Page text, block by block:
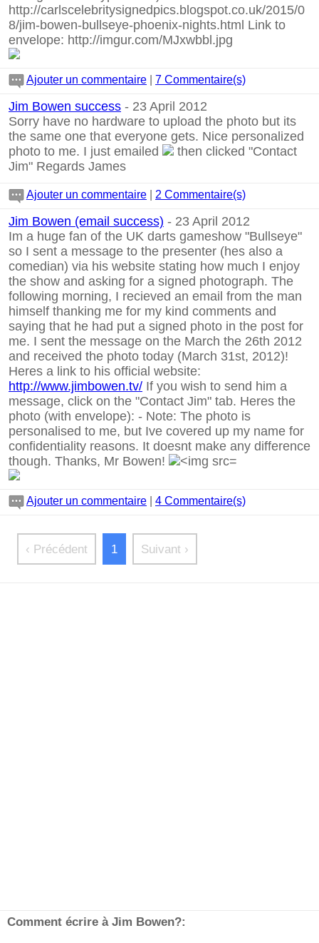
http://carlscelebritysignedpics.blogspot.co.uk/2015/0
8/jim-bowen-bullseye-phoenix-nights.html Link to
envelope: http://imgur.com/MJxwbbl.jpg
Ajouter un commentaire 7 Commentaire(s)
Jim Bowen success - 23 April 2012
Sorry have no hardware to upload the photo but its
the same one that everyone gets. Nice personalized
photo to me. I just emailed
then clicked "Contact
Jim" Regards James
Ajouter un commentaire 2 Commentaire(s)
Jim Bowen (email success) - 23 April 2012
Im a huge fan of the UK darts gameshow "Bullseye"
so I sent a message to the presenter (hes also a
comedian) via his website stating how much I enjoy
the show and asking for a signed photograph. The
following morning, I recieved an email from the man
himself thanking me for my kind comments and
saying that he had put a signed photo in the post for
me. I sent the message on the March the 26th 2012
and received the photo today (March 31st, 2012)!
Heres a link to his official website:
http://www.jimbowen.tv/ If you wish to send him a
message, click on the "Contact Jim" tab. Heres the
photo (with envelope): - Note: The photo is
personalised to me, but Ive covered up my name for
confidentiality reasons. It doesnt make any difference
though. Thanks, Mr Bowen!
Ajouter un commentaire 4 Commentaire(s)
‹ Précédent 1 Suivant ›
Comment écrire à Jim Bowen?: